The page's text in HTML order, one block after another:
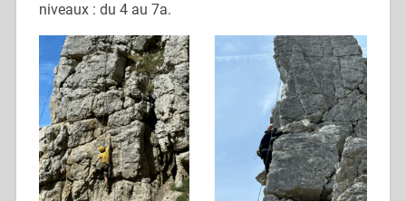
niveaux : du 4 au 7a.